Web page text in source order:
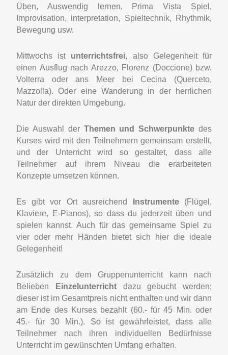
Üben, Auswendig lernen, Prima Vista Spiel,
Improvisation, interpretation, Spieltechnik, Rhythmik,
Bewegung usw.
Mittwochs ist unterrichtsfrei, also Gelegenheit für
einen Ausflug nach Arezzo, Florenz (Doccione) bzw.
Volterra oder ans Meer bei Cecina (Querceto,
Mazzolla). Oder eine Wanderung in der herrlichen
Natur der direkten Umgebung.
Die Auswahl der Themen und Schwerpunkte des
Kurses wird mit den Teilnehmern gemeinsam erstellt,
und der Unterricht wird so gestaltet, dass alle
Teilnehmer auf ihrem Niveau die erarbeiteten
Konzepte umsetzen können.
Es gibt vor Ort ausreichend Instrumente (Flügel,
Klaviere, E-Pianos), so dass du jederzeit üben und
spielen kannst. Auch für das gemeinsame Spiel zu
vier oder mehr Händen bietet sich hier die ideale
Gelegenheit!
Zusätzlich zu dem Gruppenunterricht kann nach
Belieben
Einzelunterrichtdazu gebucht werden;
dieser ist im Gesamtpreis nicht enthalten und wir dann
am Ende des Kurses bezahlt (60.- für 45 Min. oder
45.- für 30 Min.). So ist gewährleistet, dass alle
Teilnehmer nach ihren individuellen Bedürfnisse
Unterricht im gewünschten Umfang erhalten.